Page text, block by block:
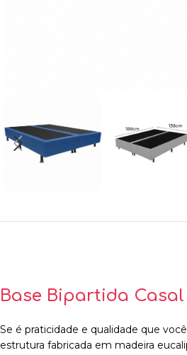
Base Bipartida Casal
Se é praticidade e qualidade que
estrutura fabricada em madeira